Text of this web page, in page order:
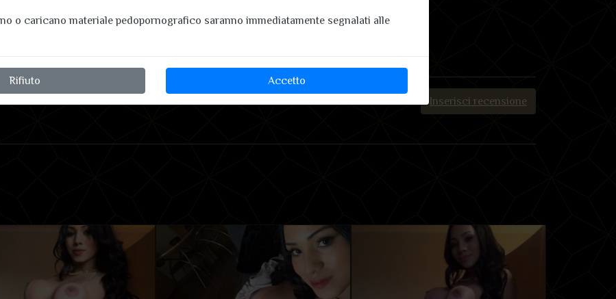
Inserisci recensione
o caricano materiale pedopornografico saranno immediatamente segnalati alle
Rifiuto Accetto